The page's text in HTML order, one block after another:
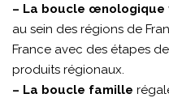
– La boucle œnologique
au sein des régions de
France avec des étapes
produits régionaux.
– La boucle famille